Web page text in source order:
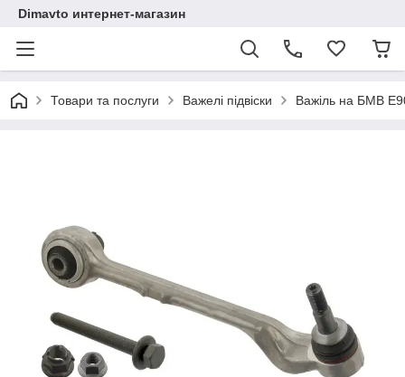
Dimavto интернет-магазин
Товари та послуги Важелі підвіски Важіль на БМВ